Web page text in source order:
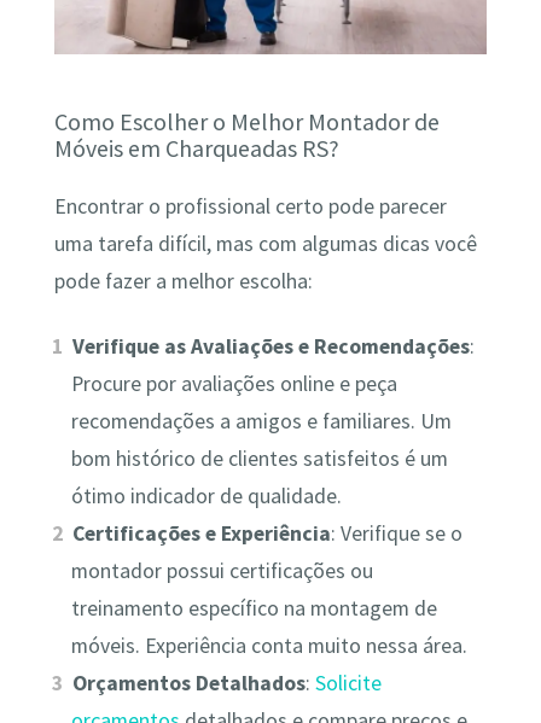
Como Escolher o Melhor Montador de
Móveis em Charqueadas RS?
Encontrar o profissional certo pode parecer
uma tarefa difícil, mas com algumas dicas você
pode fazer a melhor escolha:
Verifique as Avaliações e Recomendações:
Procure por avaliações online e peça
recomendações a amigos e familiares. Um
bom histórico de clientes satisfeitos é um
ótimo indicador de qualidade.
Certificações e Experiência: Verifique se o
montador possui certificações ou
treinamento específico na montagem de
móveis. Experiência conta muito nessa área.
Orçamentos Detalhados:Solicite